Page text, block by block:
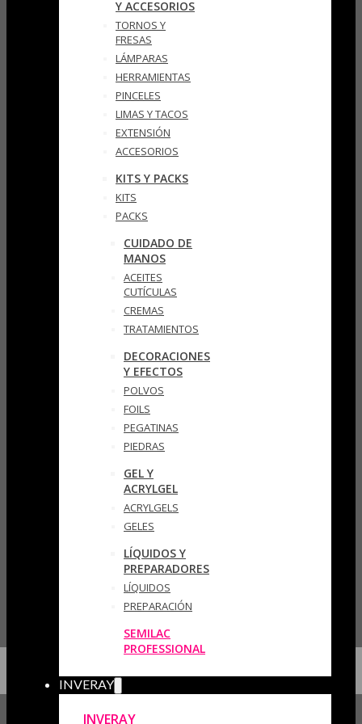
Y ACCESORIOS
TORNOS Y
FRESAS
LÁMPARAS
HERRAMIENTAS
PINCELES
LIMAS Y TACOS
EXTENSIÓN
ACCESORIOS
KITS Y PACKS
KITS
PACKS
CUIDADO DE
MANOS
ACEITES
CUTÍCULAS
CREMAS
TRATAMIENTOS
DECORACIONES
Y EFECTOS
POLVOS
FOILS
PEGATINAS
PIEDRAS
GEL Y
ACRYLGEL
ACRYLGELS
GELES
LÍQUIDOS Y
PREPARADORES
LÍQUIDOS
PREPARACIÓN
SEMILAC
PROFESSIONAL
INVERAY
INVERAY